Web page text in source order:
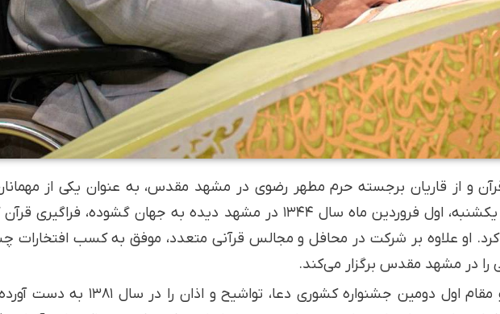
پناهی طوسی، قاری ۶۰ ساله قرآن و از قاریان برجسته حرم مطهر رضوی در مشهد مقدس، به عنوان یکی از
تلویزیونی «محفل» حضور یافت. او که روز یکشنبه، اول فروردین ماه سال ۱۳۴۴ در مشهد دیده به
او علاوه بر شرکت در محافل و مجالس قرآنی متعدد، موفق به کسب افتخارات
در مشهد مقدس برگزار می‌کند.
پناهی در حوزه دعاخوانی نیز فعال بوده و مقام اول